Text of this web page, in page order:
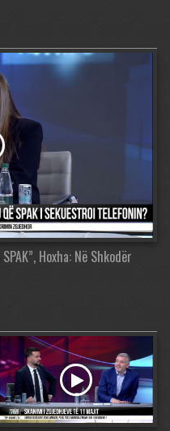
Hoxha: Në Shkodër